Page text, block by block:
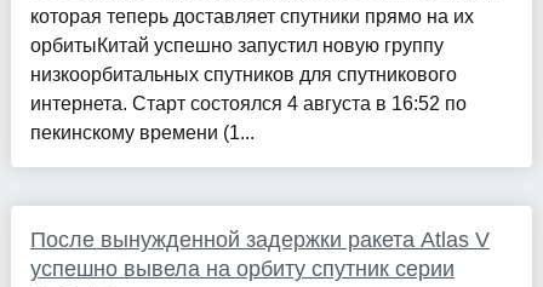
которая теперь доставляет спутники прямо на их
орбитыКитай успешно запустил новую группу
низкоорбитальных спутников для спутникового
интернета. Старт состоялся 4 августа в 16:52 по
пекинскому времени (1...
После вынужденной задержки ракета Atlas V
успешно вывела на орбиту спутник серии